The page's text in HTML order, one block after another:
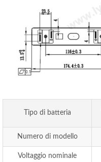
Tipo di batteria
Numero di modello
Voltaggio nominale